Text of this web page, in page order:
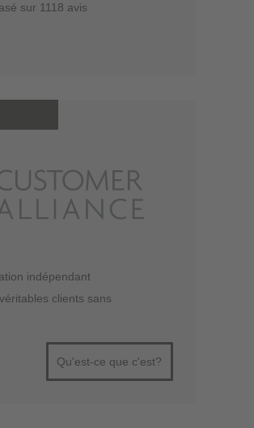
sur 1118 avis
indépendant
clients sans
Qu'est-ce que c'est?